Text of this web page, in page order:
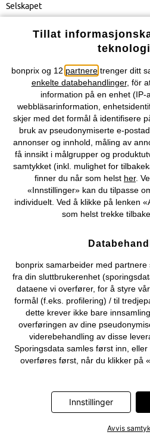
Selskapet
Topkategorier / Sesongvarer
Du kan også
Kjøpsvilkår Personopplysninger
Om Oss
©2026
Tillat
bonprix og 12 partnere trenger ditt
enkelte databehandlinger, för
information på en enhet (IP-
webbläsarinformation,
skjer med det formål å identifisere
bruk av pseudonymiserte e-
annonser og innhold, måling av
få innsikt i målgrupper og
samtykket (inkl. mulighet for
finner du når som helst her.
«Innstillinger» kan du tilpasse
individuelt. Ved å klikke på lenken
som helst trekke
bonprix samarbeider med
fra din sluttbrukerenhet
dataene vi overfører, for å styre
formål (f.eks. profilering) / til
dette krever ikke bare
overføringen av dine
viderebehandling av disse
Sporingsdata samles først inn,
overføres først, når du klikker på
Communications GmbH, ID5
Ireland Ltd, Microsoft Ireland
Technologies UK Ltd.
Innstillinger
Avvis